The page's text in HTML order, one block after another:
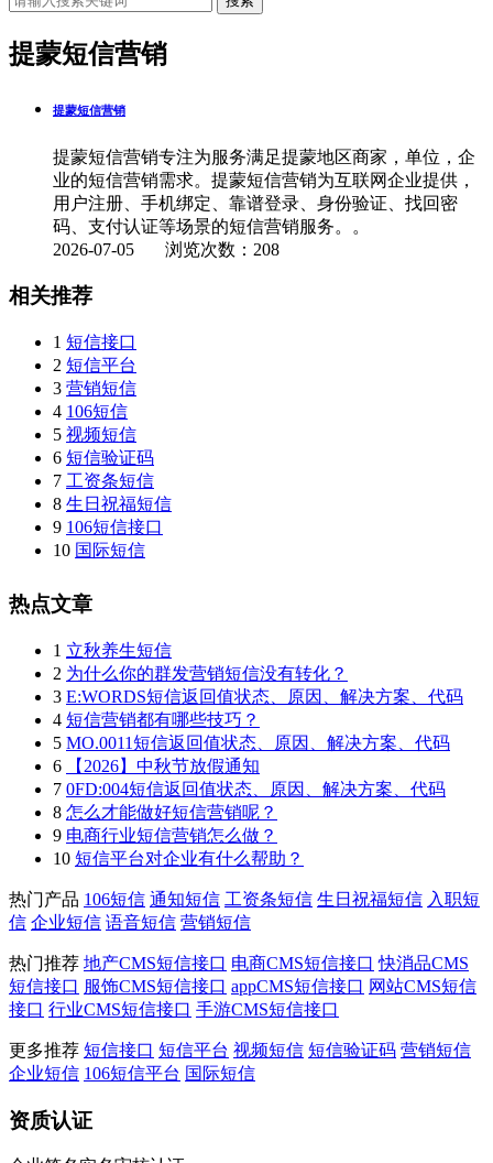
提蒙短信营销
提蒙短信营销
提蒙短信营销专注为服务满足提蒙地区商家，单位，企
业的短信营销需求。提蒙短信营销为互联网企业提供，
用户注册、手机绑定、靠谱登录、身份验证、找回密
码、支付认证等场景的短信营销服务。。
2026-07-05 浏览次数：208
相关推荐
1 短信接口
2 短信平台
3 营销短信
4 106短信
5 视频短信
6 短信验证码
7 工资条短信
8 生日祝福短信
9 106短信接口
10 国际短信
热点文章
1 立秋养生短信
2 为什么你的群发营销短信没有转化？
3 E:WORDS短信返回值状态、原因、解决方案、代码
4 短信营销都有哪些技巧？
5 MO.0011短信返回值状态、原因、解决方案、代码
6
【2026】中秋节放假通知
7 0FD:004短信返回值状态、原因、解决方案、代码
8 怎么才能做好短信营销呢？
9 电商行业短信营销怎么做？
10 短信平台对企业有什么帮助？
热门产品 106短信 通知短信 工资条短信 生日祝福短信 入职短
信 企业短信 语音短信 营销短信
热门推荐 地产CMS短信接口 电商CMS短信接口 快消品CMS
短信接口 服饰CMS短信接口 appCMS短信接口 网站CMS短信
接口 行业CMS短信接口 手游CMS短信接口
更多推荐 短信接口 短信平台 视频短信 短信验证码 营销短信
企业短信 106短信平台 国际短信
资质认证